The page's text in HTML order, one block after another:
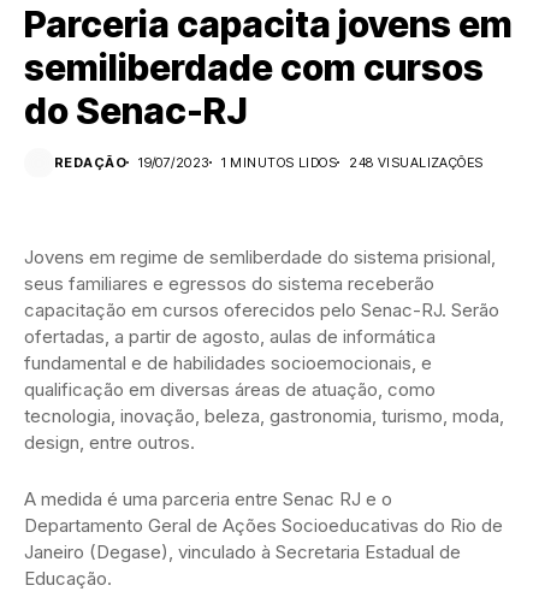
Parceria capacita jovens em
semiliberdade com cursos
do Senac-RJ
REDAÇÃO 19/07/2023 1 MINUTOS LIDOS 248 VISUALIZAÇÕES
Jovens em regime de semliberdade do sistema prisional,
seus familiares e egressos do sistema receberão
capacitação em cursos oferecidos pelo Senac-RJ. Serão
ofertadas, a partir de agosto, aulas de informática
fundamental e de habilidades socioemocionais, e
qualificação em diversas áreas de atuação, como
tecnologia, inovação, beleza, gastronomia, turismo, moda,
design, entre outros.
A medida é uma parceria entre Senac RJ e o
Departamento Geral de Ações Socioeducativas do Rio de
Janeiro (Degase), vinculado à Secretaria Estadual de
Educação.